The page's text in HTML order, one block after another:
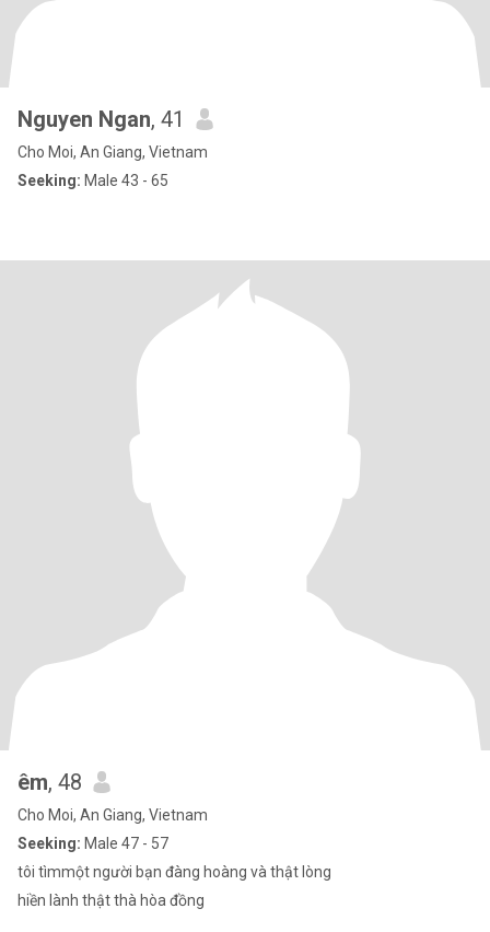
Nguyen Ngan, 41
Cho Moi, An Giang, Vietnam
Seeking: Male 43 - 65
êm, 48
Cho Moi, An Giang, Vietnam
Seeking: Male 47 - 57
tôi tìmmột người bạn đàng hoàng và thật lòng
hiền lành thật thà hòa đồng